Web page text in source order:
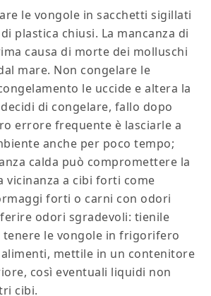
le vongole in sacchetti sigillati
plastica chiusi. La mancanza di
causa di morte dei molluschi
mare. Non congelare le
le uccide e altera la
di congelare, fallo dopo
errore frequente è lasciarle a
anche per poco tempo;
calda può compromettere la
vicinanza a cibi forti come
forti o carni con odori
odori sgradevoli: tienile
tenere le vongole in frigorifero
mettile in un contenitore
così eventuali liquidi non
cibi.